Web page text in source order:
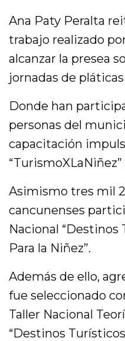
Ana Paty Peralta
trabajo realizado
alcanzar la presea
jornadas de
Donde han
personas del
capacitación
Asimismo tres mil
cancunenses
Nacional “Destinos
Para la Niñez”.
Además de ello,
fue seleccionado
Taller Nacional
“Destinos